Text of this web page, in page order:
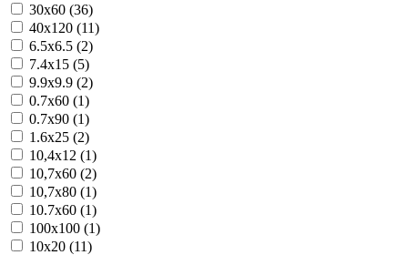
30x60 (36)
40x120 (11)
6.5x6.5 (2)
7.4x15 (5)
9.9x9.9 (2)
0.7x60 (1)
0.7x90 (1)
1.6x25 (2)
10,4x12 (1)
10,7x60 (2)
10,7x80 (1)
10.7x60 (1)
100x100 (1)
10x20 (11)